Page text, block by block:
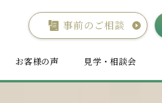
事前のご相談
お客様の声 見学・相談会